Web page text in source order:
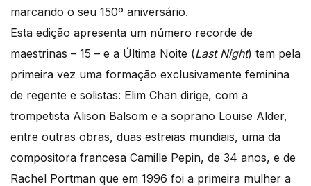
marcando o seu 150º aniversário.
Esta edição apresenta um número recorde de
maestrinas – 15 – e a Última Noite (Last Night) tem pela
primeira vez uma formação exclusivamente feminina
de regente e solistas: Elim Chan dirige, com a
trompetista Alison Balsom e a soprano Louise Alder,
entre outras obras, duas estreias mundiais, uma da
compositora francesa Camille Pepin, de 34 anos, e de
Rachel Portman que em 1996 foi a primeira mulher a